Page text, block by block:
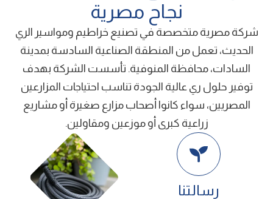
ﻧﺠﺎح ﻣﺼﺮﻳﺔ
شركة ﻣﺼﺮﻳﺔ ﻣﺘﺨﺼﺼﺔ ﻓﻲ ﺗﺼﻨﻴﻊ ﺧﺮاﻃﻴﻢ وﻣﻮاﺳﻴﺮ اﻟﺮي
اﻟﺤﺪﻳﺚ، ﺗﻌﻤﻞ ﻣﻦ اﻟﻤﻨﻄﻘﺔ اﻟﺼﻨﺎﻋﻴﺔ اﻟﺴﺎدﺳﺔ ﺑﻤﺪﻳﻨﺔ
اﻟﺴﺎدات، ﻣﺤﺎﻓﻈﺔ اﻟﻤﻨﻮﻓﻴﺔ. ﺗﺄﺳﺴﺖ اﻟﺸﺮﻛﺔ ﺑﻬﺪف
ﺗﻮﻓﻴﺮ ﺣﻠﻮل ري ﻋﺎﻟﻴﺔ اﻟﺠﻮدة ﺗﻨﺎﺳﺐ اﺣﺘﻴﺎﺟﺎت اﻟﻤﺰارﻋﻴﻦ
اﻟﻤﺼﺮﻳﻴﻦ، ﺳﻮاء ﻛﺎﻧﻮا أﺻﺤﺎب ﻣﺰارع ﺻﻐﻴﺮة أو ﻣﺸﺎرﻳﻊ
زراﻋﻴﺔ ﻛﺒﺮى أو ﻣﻮزﻋﻴﻦ وﻣﻘﺎوﻟﻴﻦ.
رﺳﺎﻟﺘﻨﺎ